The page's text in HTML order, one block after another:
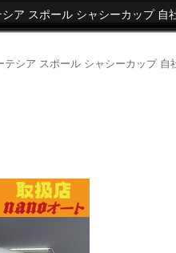
ア スポール シャシーカップ 自
シア スポール シャシーカップ